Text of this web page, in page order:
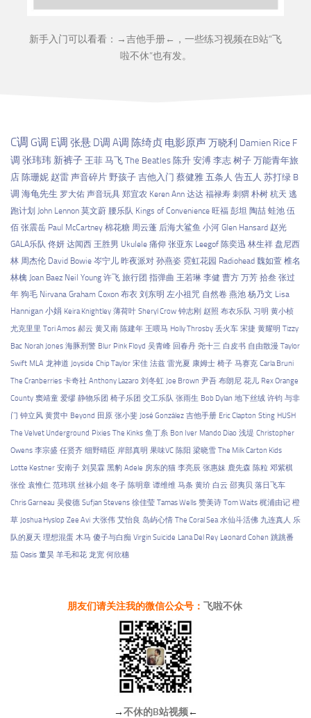
新手入门可以看看：→吉他手册←，一些练习视频在B站“飞
啦不休”也有发。
C调 G调 E调 张悬 D调 A调 陈绮贞 电影原声万晓利 Damien Rice F
调 张玮玮 新裤子 王菲马飞 The Beatles 陈升 安溥 李志 树子 万能青年旅
店 陈珊妮 赵雷 声音碎片 野孩子 吉他入门 蔡健雅 五条人 告五人 苏打绿 B
调 海龟先生 罗大佑 声音玩具 郑宜农 Keren Ann 达达 福禄寿 刺猬 朴树 杭天 逃
跑计划 John Lennon 莫文蔚 腰乐队 Kings of Convenience 旺福 彭坦 陶喆 蛙池 伍
佰 张震岳 Paul McCartney 棉花糖 周云蓬 后海大鲨鱼 小河 Glen Hansard 赵光
GALA乐队 佟妍 达闻西 王胜男 Ukulele 痛仰 张亚东 Leegof 陈奕迅 林生祥 盘尼西
林 周杰伦 David Bowie 岑宁儿 昨夜派对 孙燕姿 霓虹花园 Radiohead 魏如萱 椎名
林檎 Joan Baez Neil Young 许飞 旅行团 指弹曲 王若琳 李健 曹方 万芳 拾叁 张过
年 狗毛 Nirvana Graham Coxon 布衣 刘东明 左小祖咒 自然卷 燕池 杨乃文 Lisa
Hannigan 小娟 Keira Knightley 薄荷叶 Sheryl Crow 钟志刚 赵照 布衣乐队 习明 黄小桢
尤克里里 Tori Amos 郝云 黄又南 陈建年 王喂马 Holly Throsby 丢火车 宋捷 黄耀明 Tizzy
Bac Norah Jones 海豚刑警 Blur Pink Floyd 吴青峰 回春丹 尧十三 白皮书 自由散漫 Taylor
Swift MLA 龙神道 Joyside Chip Taylor 宋佳 法兹 雷光夏 康姆士 椅子 马赛克 Carla Bruni
The Cranberries 卡奇社 Anthony Lazaro 刘冬虹 Joe Brown 尹吾 布朗尼 花儿 Rex Orange
County 窦靖童 爱缪 静物乐团 椅子乐团 交工乐队 张雨生 Bob Dylan 地下丝绒 许钧 与非
门 钟立风 黄贯中 Beyond 田原 张小斐 José González 吉他手册 Eric Clapton Sting HUSH
The Velvet Underground Pixies The Kinks 鱼丁糸 Bon Iver Mando Diao 浅堤 Christopher
Owens 李宗盛 任贤齐 细野晴臣 岸部真明 果味VC 陈阳 梁晓雪 The Milk Carton Kids
Lotte Kestner 安南子 刘昊霖 黑豹 Adele 房东的猫 李亮辰 张惠妹 鹿先森 陈粒 邓紫棋
张佺 袁惟仁 范玮琪 丝袜小姐 冬子 陈明章 谭维维 马条 黄玠 白云 邵夷贝 落日飞车
Chris Garneau 吴俊德 Sufjan Stevens 徐佳莹 Tamas Wells 赞美诗 Tom Waits 梶浦由记 橙
草 Joshua Hyslop Zee Avi 大张伟 艾怡良 岛屿心情 The Coral Sea 水仙斗活佛 九连真人
乐
队的夏天 理想混蛋 木马 傻子与白痴 Virgin Suicide Lana Del Rey Leonard Cohen 跳跳番
茄 Oasis 董昊 羊毛和花 龙宽 何欣穗
朋友们请关注我的微信公众号： 飞啦不休
→不休的B站视频←